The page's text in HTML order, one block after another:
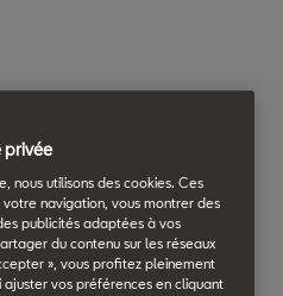
privée
nous utilisons des cookies. Ces
navigation, vous montrer des
publicités adaptées à vos
du contenu sur les réseaux
», vous profitez pleinement
ajuster vos préférences en cliquant